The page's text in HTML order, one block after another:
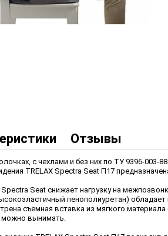
Отзывы
с чехлами и без них по ТУ 9396-003-
TRELAX Spectra Seat П17
Spectra Seat снижает нагрузку на
пенополиуретан)
съемная вставка из мягкого
можно вынимать.